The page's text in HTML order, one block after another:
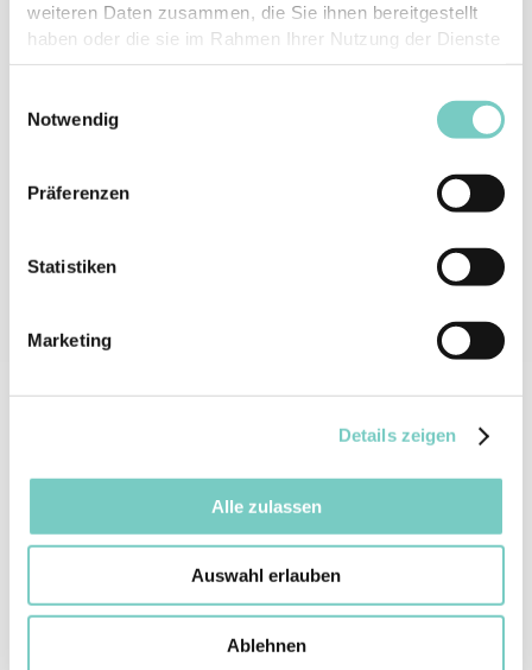
weiteren Daten zusammen, die Sie ihnen bereitgestellt
haben oder die sie im Rahmen Ihrer Nutzung der Dienste
gesammelt haben.
Notwendig
Präferenzen
Statistiken
Marketing
Details zeigen
Alle zulassen
Auswahl erlauben
Ablehnen
Berufsbekleidung für Veterinäre in Tierarztpraxis und
Tierklinik – funktionale und strapazierfähige Bekleidung